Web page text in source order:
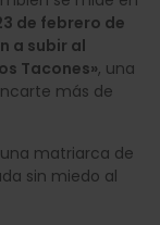
de febrero de
a subir al
Tacones», una
más de
matriarca de
sin miedo al